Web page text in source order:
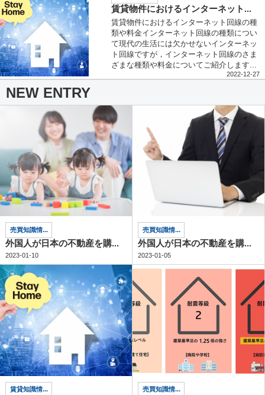
賃貸物件におけるインターネット...
賃貸物件におけるインターネット回線の種
類や料金インターネット回線の種類につい
て現代の生活には欠かせないインターネッ
ト回線ですが，インターネット回線のさま
ざまな種類や料金についてご紹介します...
2022-12-27
NEW ENTRY
売買知識情...
外国人が日本の不動産を購...
2023-01-10
売買知識情...
外国人が日本の不動産を購...
2023-01-05
賃貸知識情... 売買知識情...